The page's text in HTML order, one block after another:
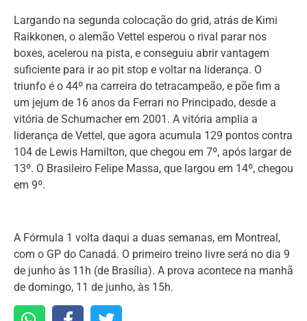
Largando na segunda colocação do grid, atrás de Kimi
Raikkonen, o alemão Vettel esperou o rival parar nos
boxes, acelerou na pista, e conseguiu abrir vantagem
suficiente para ir ao pit stop e voltar na liderança. O
triunfo é o 44º na carreira do tetracampeão, e põe fim a
um jejum de 16 anos da Ferrari no Principado, desde a
vitória de Schumacher em 2001. A vitória amplia a
liderança de Vettel, que agora acumula 129 pontos contra
104 de Lewis Hamilton, que chegou em 7º, após largar de
13º. O Brasileiro Felipe Massa, que largou em 14º, chegou
em 9º.
A Fórmula 1 volta daqui a duas semanas, em Montreal,
com o GP do Canadá. O primeiro treino livre será no dia 9
de junho às 11h (de Brasília). A prova acontece na manhã
de domingo, 11 de junho, às 15h.